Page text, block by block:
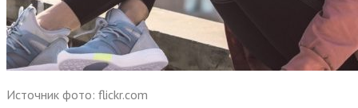
Источник фото: flickr.com